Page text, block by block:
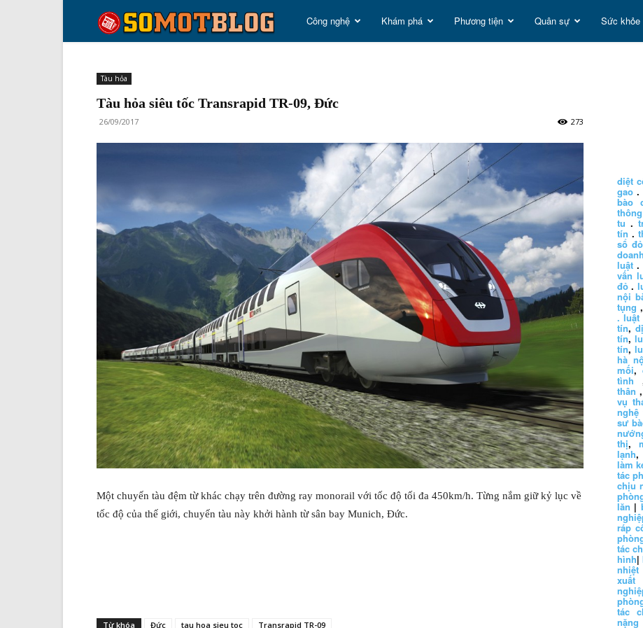
so
blog
Công nghệ Khám phá Phương tiện Quân sự Sức khỏe
Tàu hỏa
Tàu hỏa siêu tốc Transrapid TR-09, Đức
26/09/2017 273
Một chuyến tàu đệm từ khác chạy trên đường ray monorail với tốc độ tối đa 450km/h. Từng nắm giữ kỷ lục về
tốc độ của thế giới, chuyến tàu này khởi hành từ sân bay Munich, Đức.
Từ khóa Đức tau hoa sieu toc Transrapid TR-09
diệt
gao .
bào
thông
tu .
tín .
sổ đỏ
luật .
vấn
đỏ .
nội
tụng
. luật
tín,
tín,
tín,
hà
mối,
tình
thân
vụ
nghệ
sư
thị,
lạnh,
làm
tác
chịu
lăn |
ráp
tác
hình|
nhiệt
xuất
tác
nặng